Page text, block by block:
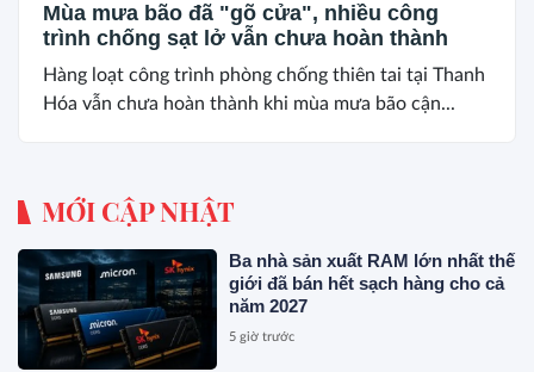
Mùa mưa bão đã "gõ cửa", nhiều công
trình chống sạt lở vẫn chưa hoàn thành
Hàng loạt công trình phòng chống thiên tai tại Thanh
Hóa vẫn chưa hoàn thành khi mùa mưa bão cận...
MỚI CẬP NHẬT
Ba nhà sản xuất RAM lớn nhất thế
giới đã bán hết sạch hàng cho cả
năm 2027
5 giờ trước